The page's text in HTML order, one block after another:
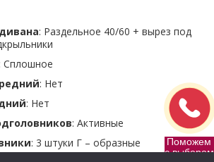
: Раздельное 40/60 + вырез под
: Сплошное
: Нет
: Нет
: Активные
: 3 штуки Г – образные
Поможем
c выбором